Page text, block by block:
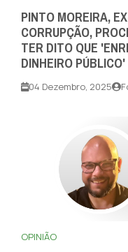
PINTO MOREIRA,
CORRUPÇÃO,
TER DITO QUE
DINHEIRO PÚBLICO'
04 Dezembro, 2025
OPINIÃO